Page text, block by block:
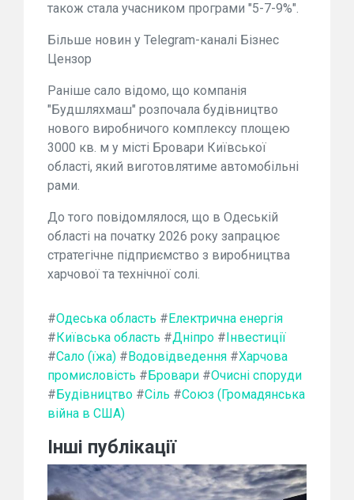
також стала учасником програми "5-7-9%".
Більше новин у Telegram-каналі Бізнес
Цензор
Раніше сало відомо, що компанія
"Будшляхмаш" розпочала будівництво
нового виробничого комплексу площею
3000 кв. м у місті Бровари Київської
області, який виготовлятиме автомобільні
рами.
До того повідомлялося, що в Одеській
області на початку 2026 року запрацює
стратегічне підприємство з виробництва
харчової та технічної солі.
#Одеська область # Електрична енергія
# Київська область #Дніпро # Інвестиції
#Сало (їжа) # Водовідведення #Харчова
промисловість # Бровари #Очисні споруди
# Будівництво #Сіль #Союз (Громадянська
війна в США)
Інші публікації